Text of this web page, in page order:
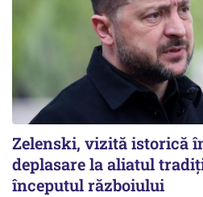
Zelenski, vizită istorică
deplasare la aliatul
începutul războiului